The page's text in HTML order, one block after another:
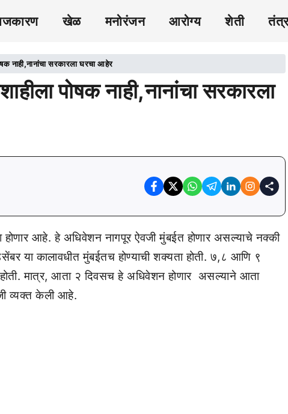
खेळ मनोरंजन आरोग्य शेती
नाही,नानांचा सरकारला घरचा आहेर
पोषक नाही,नानांचा सरकारला
आहे. हे अधिवेशन नागपूर ऐवजी मुंबईत होणार असल्याचे नक्की
या कालावधीत मुंबईतच होण्याची शक्यता होती. ७,८ आणि ९
मात्र, आता २ दिवसच हे अधिवेशन होणार असल्याने आता
व्यक्त केली आहे.